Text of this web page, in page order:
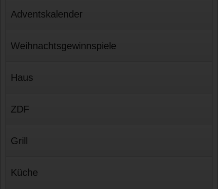
Adventskalender
Weihnachtsgewinnspiele
Haus
ZDF
Grill
Küche